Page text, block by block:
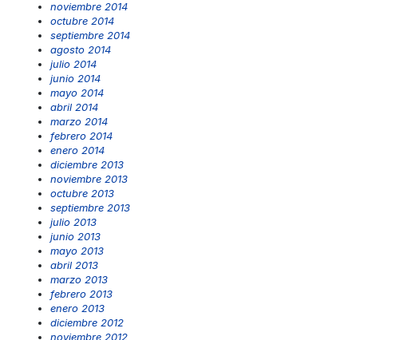
noviembre 2014
octubre 2014
septiembre 2014
agosto 2014
julio 2014
junio 2014
mayo 2014
abril 2014
marzo 2014
febrero 2014
enero 2014
diciembre 2013
noviembre 2013
octubre 2013
septiembre 2013
julio 2013
junio 2013
mayo 2013
abril 2013
marzo 2013
febrero 2013
enero 2013
diciembre 2012
noviembre 2012